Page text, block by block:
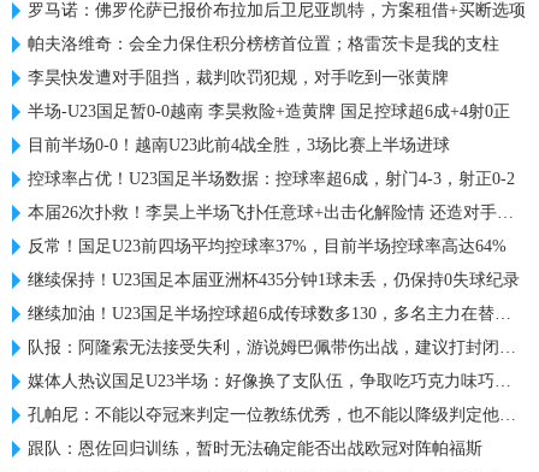
罗马诺：佛罗伦萨已报价布拉加后卫尼亚凯特，方案租借+买断选项
帕夫洛维奇：会全力保住积分榜榜首位置；格雷茨卡是我的支柱
李昊快发遭对手阻挡，裁判吹罚犯规，对手吃到一张黄牌
半场-U23国足暂0-0越南 李昊救险+造黄牌 国足控球超6成+4射0正
目前半场0-0！越南U23此前4战全胜，3场比赛上半场进球
控球率占优！U23国足半场数据：控球率超6成，射门4-3，射正0-2
本届26次扑救！李昊上半场飞扑任意球+出击化解险情 还造对手一黄
反常！国足U23前四场平均控球率37%，目前半场控球率高达64%
继续保持！U23国足本届亚洲杯435分钟1球未丢，仍保持0失球纪录
继续加油！U23国足半场控球超6成传球数多130，多名主力在替补席
队报：阿隆索无法接受失利，游说姆巴佩带伤出战，建议打封闭被拒
媒体人热议国足U23半场：好像换了支队伍，争取吃巧克力味巧克力
孔帕尼：不能以夺冠来判定一位教练优秀，也不能以降级判定他糟糕
跟队：恩佐回归训练，暂时无法确定能否出战欧冠对阵帕福斯